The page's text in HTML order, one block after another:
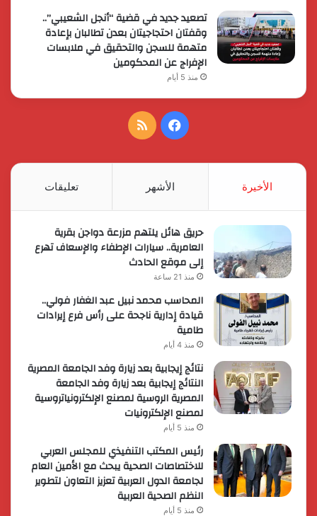
تصعيد جديد في قضية “أنجل الشعيبي”..
وقفتان احتجاجيتان بعدن تطالبان بإعادة
متهمة للسجن والتحقيق في ملابسات
الإفراج عن المحكومين
منذ 5 أيام
فيسبوكملخص
الأخيرة الأشهر تعليقات
حريق هائل يلتهم مزرعة دواجن بقرية
العامرية.. سيارات الإطفاء والإسعاف تهرع
إلى موقع الحادث
منذ 21 ساعة
المحاسب محمد نبيل عبد الغفار فولي..
قيادة إدارية ناجحة على رأس فرع إيرادات
طامية
منذ 4 أيام
نتائج إيجابية بعد زيارة وفد الجامعة المصرية
النتائج إيجابية بعد زيارة وفد الجامعة
المصرية الروسية لمصنع الإلكترونياتروسية
لمصنع الإلكترونيات
منذ 5 أيام
رئيس المكتب التنفيذي للمجلس العربي
للاختصاصات الصحية يبحث مع الأمين العام
لجامعة الدول العربية تعزيز التعاون لتطوير
النظم الصحية العربية
منذ 5 أيام